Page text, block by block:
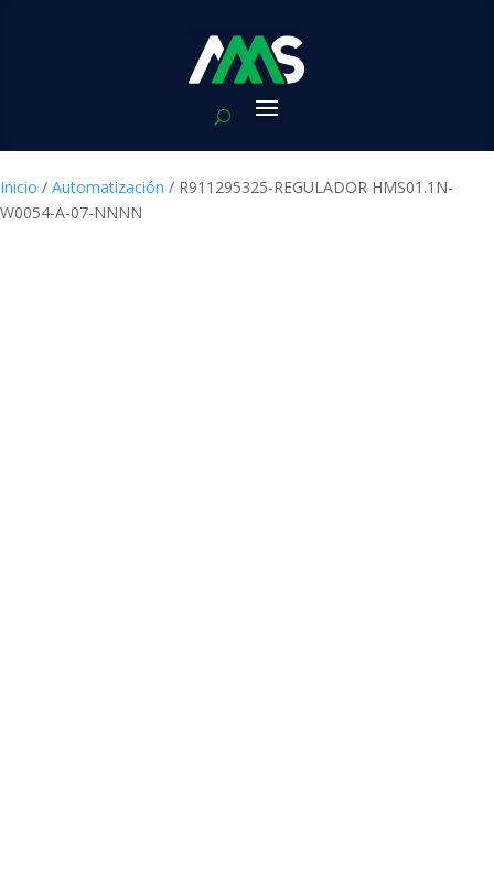
Inicio / Automatización / R911295325-REGULADOR HMS01.1N-
W0054-A-07-NNNN